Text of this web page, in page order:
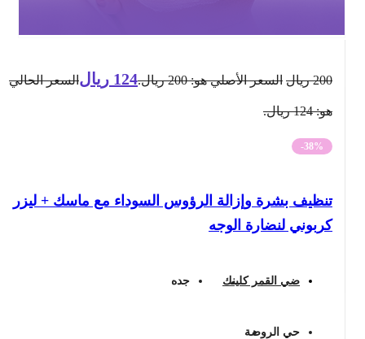
ريال السعر الأصلي هو: 200 ريال. 124 ريال السعر الحالي
-38%
تنظيف بشرة وإزالة الرؤوس السوداء مع ماسك + ليزر
كربوني لنضارة الوجه
ضي القمر كلينك جده
حي الروضة